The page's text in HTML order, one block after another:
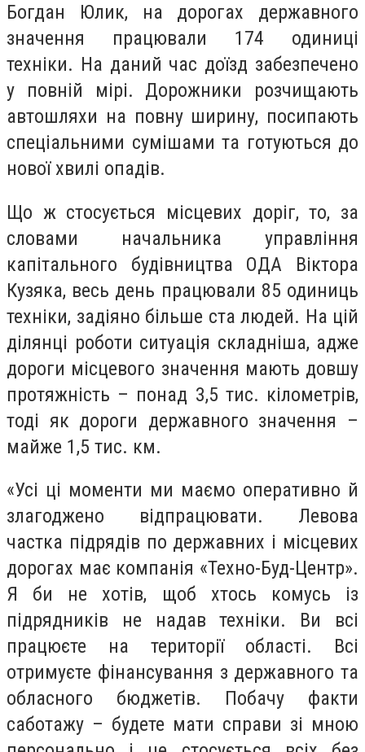
Богдан Юлик, на дорогах державного
значення працювали 174 одиниці
техніки. На даний час доїзд забезпечено
у повній мірі. Дорожники розчищають
автошляхи на повну ширину, посипають
спеціальними сумішами та готуються до
нової хвилі опадів.
Що ж стосується місцевих доріг, то, за
словами начальника управління
капітального будівництва ОДА Віктора
Кузяка, весь день працювали 85 одиниць
техніки, задіяно більше ста людей. На цій
ділянці роботи ситуація складніша, адже
дороги місцевого значення мають довшу
протяжність – понад 3,5 тис. кілометрів,
тоді як дороги державного значення –
майже 1,5 тис. км.
«Усі ці моменти ми маємо оперативно й
злагоджено відпрацювати. Левова
частка підрядів по державних і місцевих
дорогах має компанія «Техно-Буд-Центр».
Я би не хотів, щоб хтось комусь із
підрядників не надав техніки. Ви всі
працюєте на території області. Всі
отримуєте фінансування з державного та
обласного бюджетів. Побачу факти
саботажу – будете мати справи зі мною